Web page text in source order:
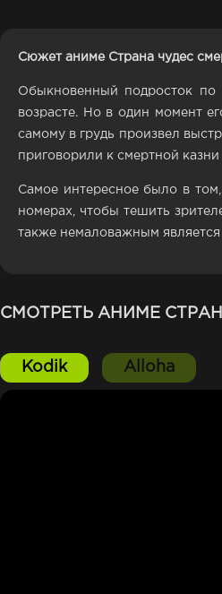
Сюжет аниме Страна чудес
Обыкновенный подросток по
возрасте. Но в один момент
самому в грудь произвел
приговорили к смертной
Самое интересное было в том,
номерах, чтобы тешить
также немаловажным является
СМОТРЕТЬ АНИМЕ
Kodik Alloha